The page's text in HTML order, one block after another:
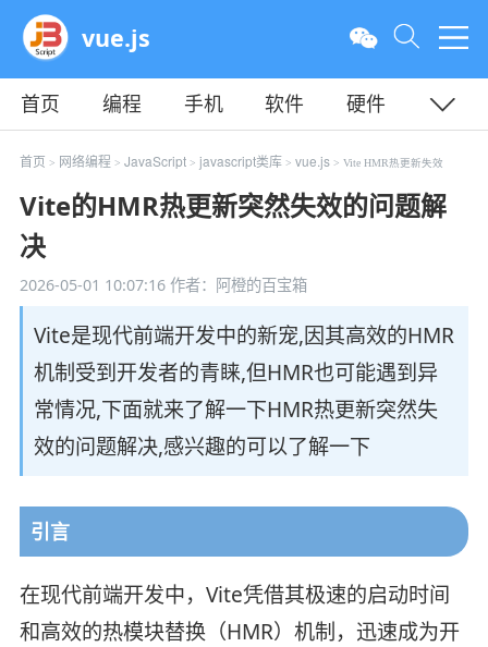
vue.js
首页 编程 手机 软件
硬件
教程
平面 服务器
首页 > 网络编程 > JavaScript> javascript类库> vue.js> Vite HMR热更新失效
Vite的HMR热更新突然失效的问题解
决
2026-05-01 10:07:16作者：阿橙的百宝箱
Vite是现代前端开发中的新宠,因其高效的HMR
机制受到开发者的青睐,但HMR也可能遇到异
常情况,下面就来了解一下HMR热更新突然失
效的问题解决,感兴趣的可以了解一下
引言
在现代前端开发中，Vite凭借其极速的启动时间
和高效的热模块替换（HMR）机制，迅速成为开